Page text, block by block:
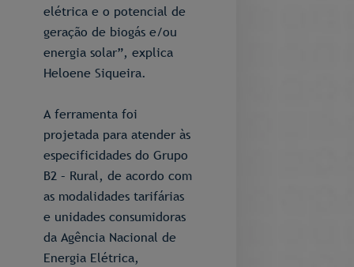
elétrica e o potencial de
geração de biogás e/ou
energia solar”, explica
Heloene Siqueira.
A ferramenta foi
projetada para atender às
especificidades do Grupo
B2 – Rural, de acordo com
as modalidades tarifárias
e unidades consumidoras
da Agência Nacional de
Energia Elétrica,